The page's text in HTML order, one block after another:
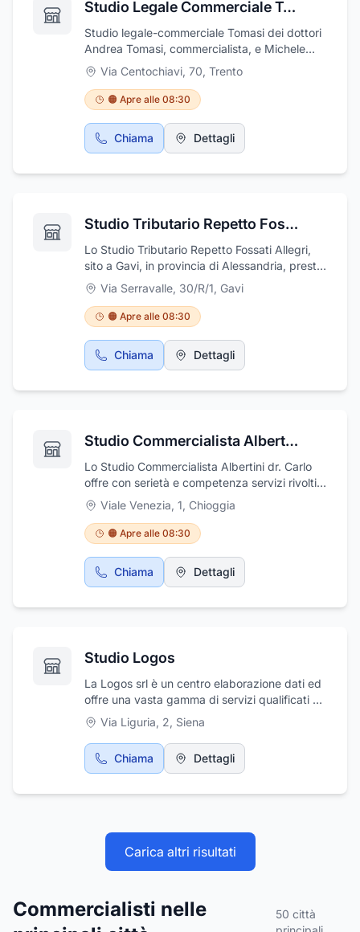
Studio Legale Commerciale Tomasi
Studio legale-commerciale Tomasi dei dottori
Andrea Tomasi, commercialista, e Michele
Tomasi, avvocato, ha sede a Trento in via
Centochiavi, 70. Presso il nostro studio ogni
nostro assistito riceverà una professionale
consulenza in ambito amministrativo,
professionale, legale, commerciale e
contabile.
Via Centochiavi, 70, Trento
🟠 Apre alle 08:30
Chiama Dettagli
Studio Tributario Repetto Fossati Allegri
Lo Studio Tributario Repetto Fossati Allegri,
sito a Gavi, in provincia di Alessandria, presta
consulenza commerciale e tributaria, con
professionalità e competenza. La sua attività
si svolge nei seguenti campi: amministrazione
immobili, analisi di bilancio, perizie giurate,
servizi di consulenza commerciale,
consulenza generale sulle strategie fiscali,
professioni, amministrazione aziende, perizie,
lavoratori autonomi, contabilità semplificata
fattibilità per la creazione di nuove imprese.
Via Serravalle, 30/R/1, Gavi
🟠 Apre alle 08:30
Chiama Dettagli
Studio Commercialista Albertini Dott. Carlo
Lo Studio Commercialista Albertini dr. Carlo
offre con serietà e competenza servizi rivolti a
privati ed aziende.Lo studio di Chioggia, in
provincia di Venezia, si occupa della stesura
dei bilanci di previsione periodici, della tenuta
della contabilità, di dichiarazioni fiscali e di
revisione dei conti. Lo studio si occupa,
inoltre, di consulenza fiscale, di dichiarazione
effettua consulenza societaria, dichiarativi
Viale Venezia, 1, Chioggia
🟠 Apre alle 08:30
Chiama Dettagli
Studio Logos
La Logos srl è un centro elaborazione dati ed
offre una vasta gamma di servizi qualificati e
completi, atti a soddisfare le esigenze di
aziende e imprenditori di qualsiasi genere.
Specializzati nella tenuta della contabilità,
bilanci, amministrazione del personale e
anche a Radda in Chianti in via Dietro Le Mura
Via Liguria, 2, Siena
Chiama Dettagli
Carica altri risultati
Commercialisti nelle
50 città